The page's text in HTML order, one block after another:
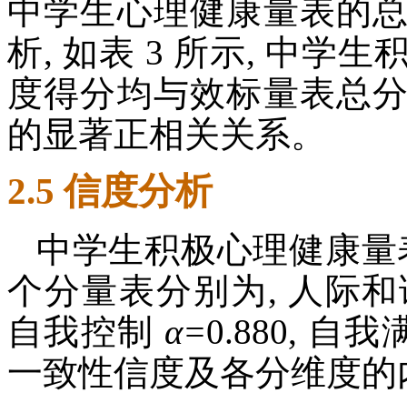
中学生心理健康量表的
析, 如表 3 所示, 中学生
度得分均与效标量表总
的显著正相关关系。
2.5 信度分析
中学生积极心理健康量
个分量表分别为, 人际
自我控制 α=0.880, 自我
一致性信度及各分维度